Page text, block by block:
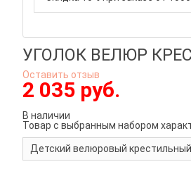
УГОЛОК ВЕЛЮР
Оставить отзыв
2 035 руб.
В наличии
Товар с выбранным набором
Детский велюровый